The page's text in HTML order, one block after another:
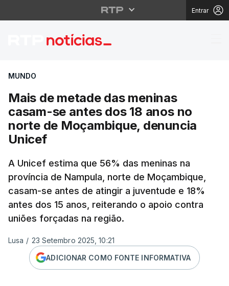
Entrar
Mais de metade das
MUNDO
Mais de metade das meninas
casam-se antes dos 18 anos no
norte de Moçambique, denuncia
Unicef
A Unicef estima que 56% das meninas na
província de Nampula, norte de Moçambique,
casam-se antes de atingir a juventude e 18%
antes dos 15 anos, reiterando o apoio contra
uniões forçadas na região.
Lusa / 23 Setembro 2025, 10:21
ADICIONAR COMO FONTE INFORMATIVA